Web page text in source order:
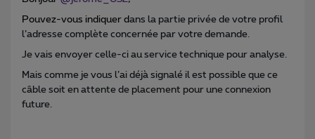
Pouvez-vous indiquer dans la partie privée de votre profil
l’adresse complète concernée par votre demande.
Je vais envoyer celle-ci au service technique pour analyse.
Mais comme je vous l’ai déjà signalé il est possible que ce
câble soit en attente de placement pour une connexion
future.